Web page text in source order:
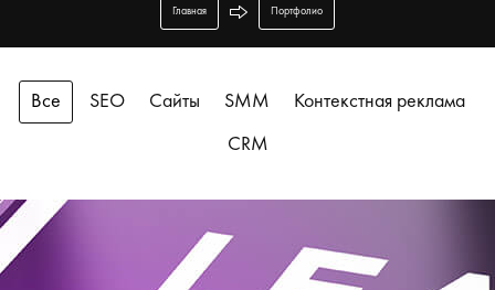
Главная Портфолио
Все SEO Сайты SMM Контекстная реклама
CRM